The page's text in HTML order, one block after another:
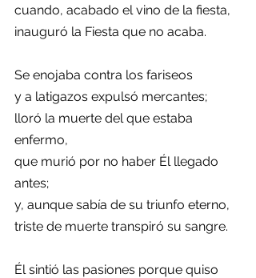
cuando, acabado el vino de la fiesta,
inauguró la Fiesta que no acaba.
Se enojaba contra los fariseos
y a latigazos expulsó mercantes;
lloró la muerte del que estaba
enfermo,
que murió por no haber Él llegado
antes;
y, aunque sabía de su triunfo eterno,
triste de muerte transpiró su sangre.
Él sintió las pasiones porque quiso